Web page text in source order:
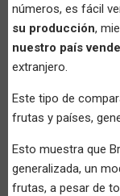
números, es fácil
su producción,
nuestro país
extranjero.
Este tipo de
frutas y países,
Esto muestra que
generalizada, un
frutas, a pesar de